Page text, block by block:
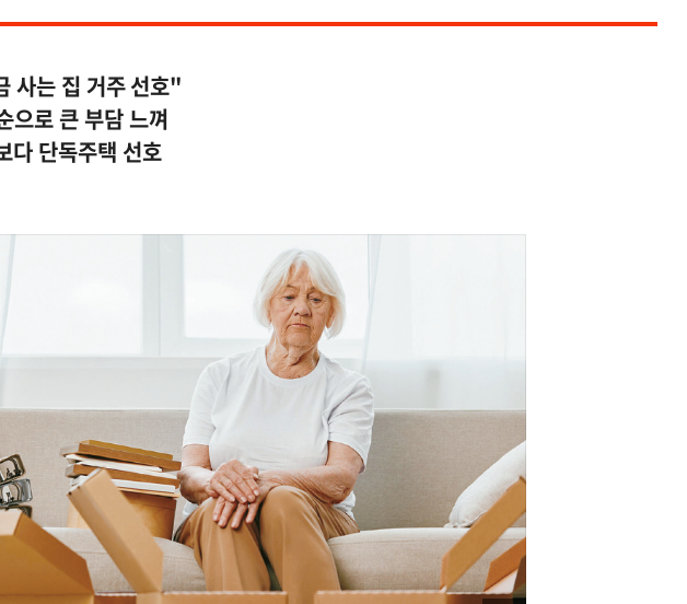
사는 집 거주 선호"
으로 큰 부담 느껴
다 단독주택 선호